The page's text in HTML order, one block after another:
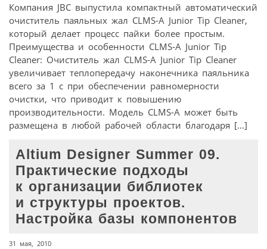
Компания JBC выпустила компактный автоматический
очиститель паяльных жал CLMS-A Junior Tip Cleaner,
который делает процесс пайки более простым.
Преимущества и особенности CLMS-A Junior Tip
Cleaner: Очиститель жал CLMS-A Junior Tip Cleaner
увеличивает теплопередачу наконечника паяльника
всего за 1 с при обеспечении равномерности
очистки, что приводит к повышению
производительности. Модель CLMS-A может быть
размещена в любой рабочей области благодаря […]
Altium Designer Summer 09.
Практические подходы
к организации библиотек
и структуры проектов.
Настройка базы компонентов
31 мая, 2010